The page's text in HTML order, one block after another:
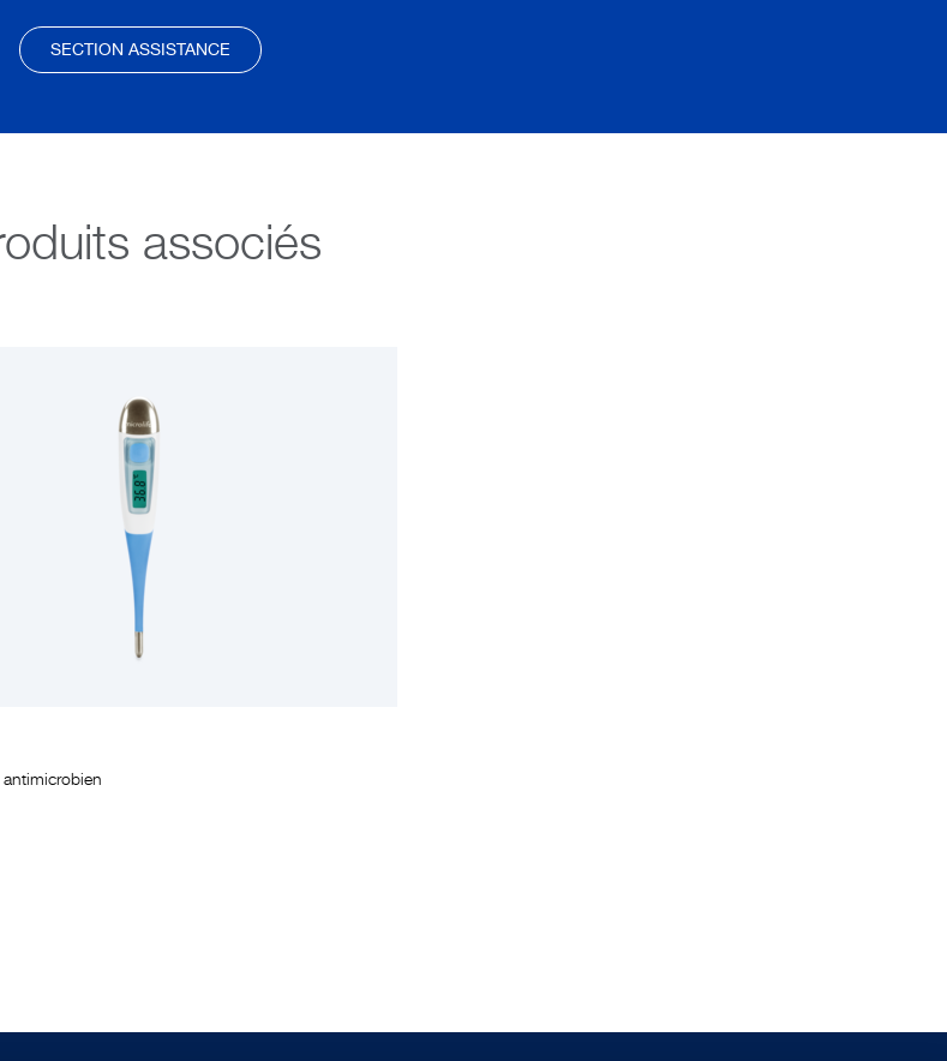
SECTION ASSISTANCE
associés
antimicrobien
VOIR LE PRODUIT